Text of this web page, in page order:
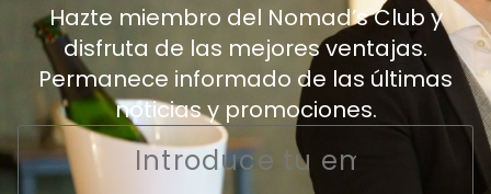
Hazte miembro del Nomad’s Club y
disfruta de las mejores ventajas.
Permanece informado de las últimas
noticias y promociones.
Email
*